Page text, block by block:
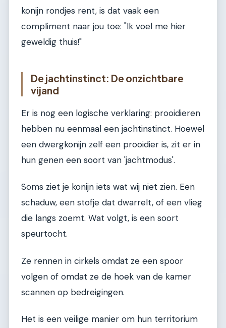
konijn rondjes rent, is dat vaak een
compliment naar jou toe: "Ik voel me hier
geweldig thuis!"
De jachtinstinct: De onzichtbare
vijand
Er is nog een logische verklaring: prooidieren
hebben nu eenmaal een jachtinstinct. Hoewel
een dwergkonijn zelf een prooidier is, zit er in
hun genen een soort van 'jachtmodus'.
Soms ziet je konijn iets wat wij niet zien. Een
schaduw, een stofje dat dwarrelt, of een vlieg
die langs zoemt. Wat volgt, is een soort
speurtocht.
Ze rennen in cirkels omdat ze een spoor
volgen of omdat ze de hoek van de kamer
scannen op bedreigingen.
Het is een veilige manier om hun territorium